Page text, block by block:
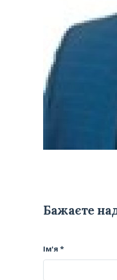
Бажаєте
Ім'я *